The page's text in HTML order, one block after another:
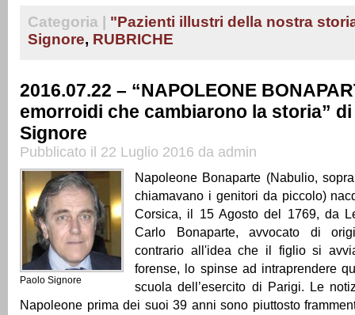
Categoria |
"Pazienti illustri della nostra
Signore, RUBRICHE
2016.07.22 – “NAPOLEONE
emorroidi che cambiarono la storia”
Signore
Pubblicato il 22 Luglio 2016 da admin
Paolo Signore
Napoleone Bonaparte (Nabulio,
chiamavano i genitori da piccolo)
Corsica, il 15 Agosto del 1769, da
Carlo Bonaparte, avvocato di
contrario all'idea che il figlio si
forense, lo spinse ad intraprendere
scuola dell’esercito di Parigi. Le
Napoleone prima dei suoi 39 anni sono piuttosto